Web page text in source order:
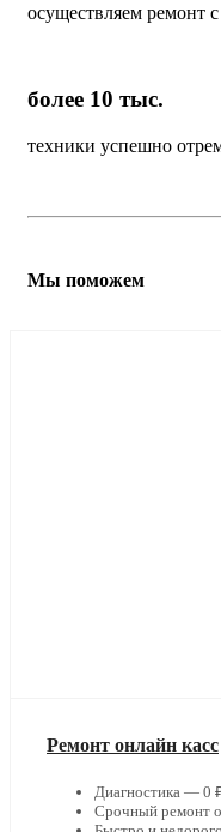
осуществляем ремонт
более 10 тыс.
техники успешно
Мы поможем
Ремонт онлайн касс
Диагностика — 0
Срочный ремонт